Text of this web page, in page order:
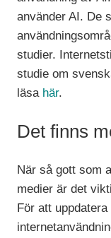
använder AI. De
studier.
studie om
läsa här.
Det finns
När så gott som
medier är det
För att